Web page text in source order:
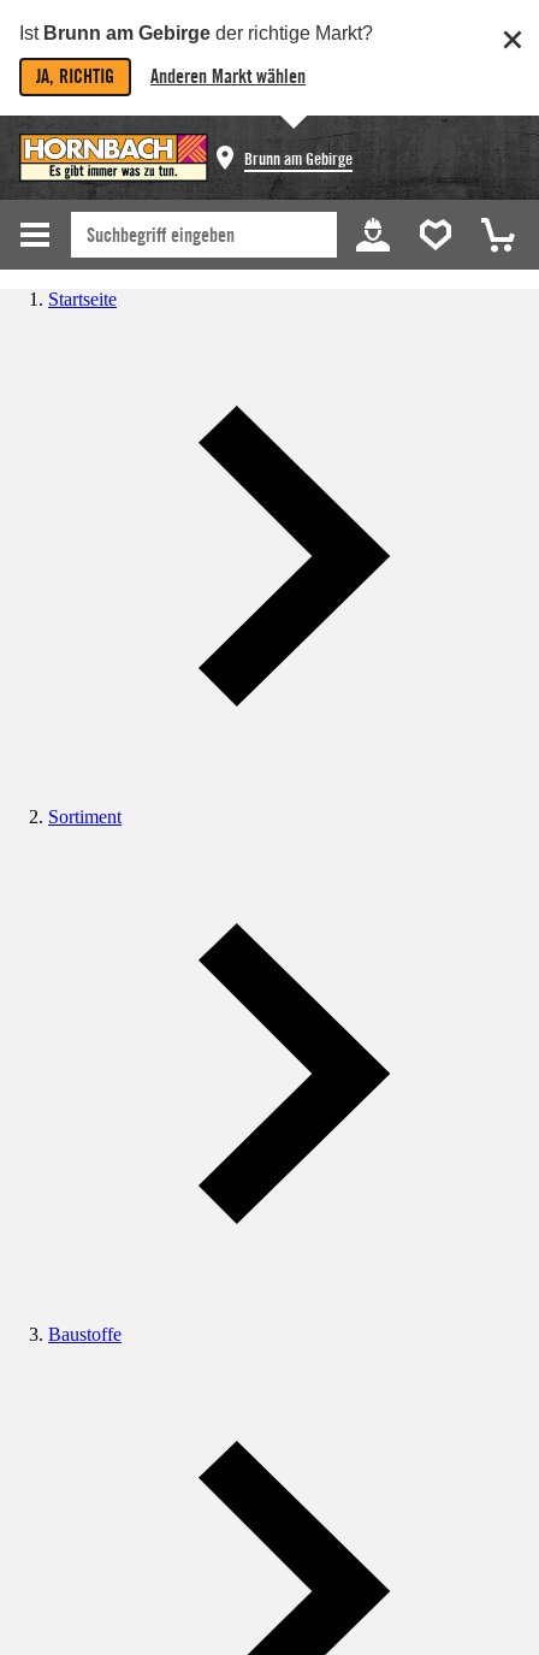
Ist Brunn am Gebirge der richtige Markt?
JA, RICHTIG Anderen Markt wählen
Brunn am Gebirge
Startseite
Sortiment
Baustoffe